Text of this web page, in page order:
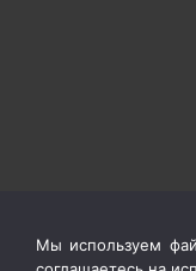
Мы используем